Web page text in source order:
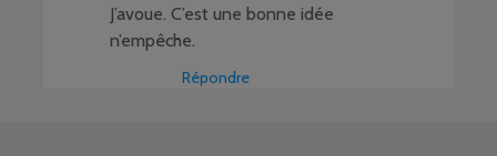
J’avoue. C’est une bonne idée
n’empêche.
Répondre